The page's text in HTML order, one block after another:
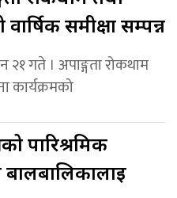
समीक्षा सम्पन्न
२१ गते । अपाङ्गता रोकथाम
कार्यक्रमको
पारिश्रमिक